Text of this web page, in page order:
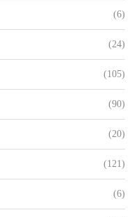
(6)
(24)
(105)
(90)
(20)
(121)
(6)